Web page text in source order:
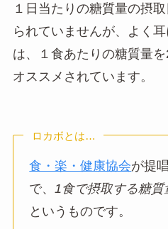
１日当たりの糖質量の摂
られていませんが、よく
は、１食あたりの糖質量
オススメされています。
ロカボとは…
食・楽・健康協会が提
で、 1食で摂取する糖質
というものです。